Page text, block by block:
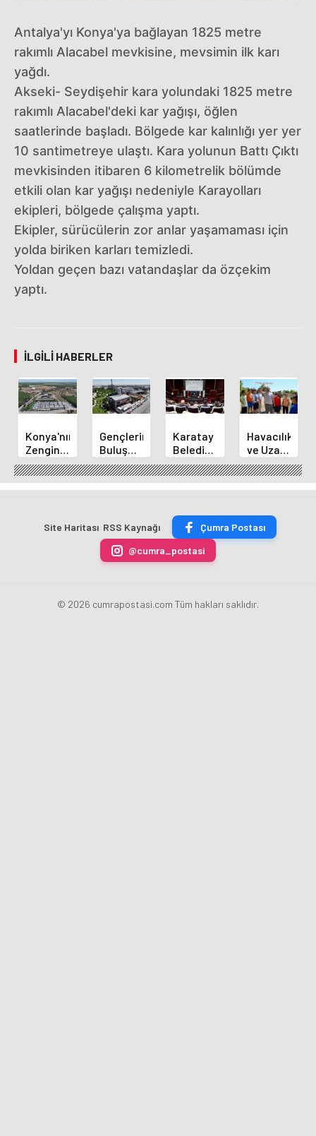
Antalya'yı Konya'ya bağlayan 1825 metre
rakımlı Alacabel mevkisine, mevsimin ilk karı
yağdı.
Akseki- Seydişehir kara yolundaki 1825 metre
rakımlı Alacabel'deki kar yağışı, öğlen
saatlerinde başladı. Bölgede kar kalınlığı yer yer
10 santimetreye ulaştı. Kara yolunun Battı Çıktı
mevkisinden itibaren 6 kilometrelik bölümde
etkili olan kar yağışı nedeniyle Karayolları
ekipleri, bölgede çalışma yaptı.
Ekipler, sürücülerin zor anlar yaşamaması için
yolda biriken karları temizledi.
Yoldan geçen bazı vatandaşlar da özçekim
yaptı.
İLGILI HABERLER
Konya'nın
Zengin
Mutfağı
GastroFest'te
Tanıtılacak
Gençlerin
Buluşma
Noktası
Talha
Bayrakçı
Yükseliyor
Karatay
Belediye
Başkanı
Kılca
Yeni
Açıkladı
Havacılık
ve Uzay
Yaz
Kursu
Başladı
Site Haritası RSS Kaynağı
Çumra Postası
@cumra_postasi
© 2026 cumrapostasi.com Tüm hakları saklıdır.